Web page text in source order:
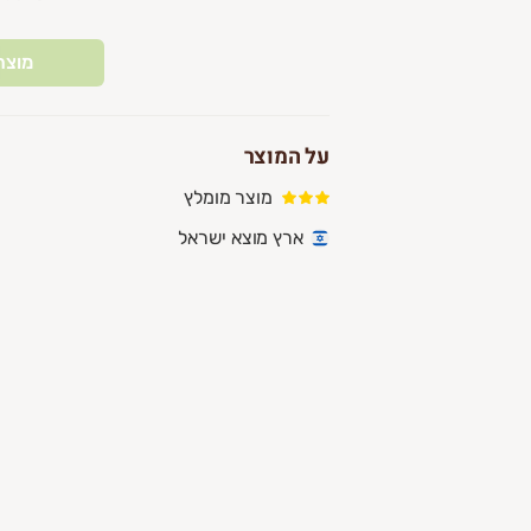
על המוצר
מוצר מומלץ
ארץ מוצא ישראל